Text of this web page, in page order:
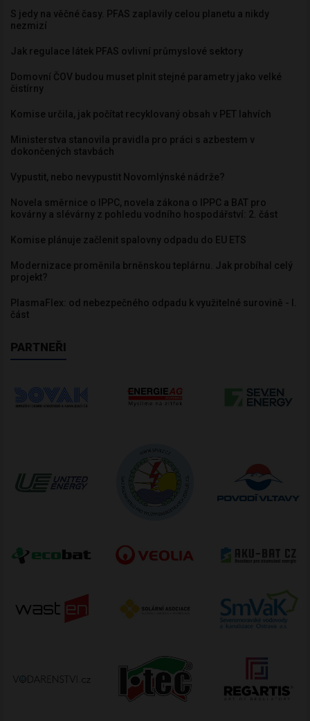
S jedy na věčné časy. PFAS zaplavily celou planetu a nikdy
nezmizí
Jak regulace látek PFAS ovlivní průmyslové sektory
Domovní ČOV budou muset plnit stejné parametry jako velké
čistírny
Komise určila, jak počítat recyklovaný obsah v PET lahvích
Ministerstva stanovila pravidla pro práci s azbestem v
dokončených stavbách
Vypustit, nebo nevypustit Novomlýnské nádrže?
Novela směrnice o IPPC, novela zákona o IPPC a BAT pro
kovárny a slévárny z pohledu vodního hospodářství: 2. část
Komise plánuje začlenit spalovny odpadu do EU ETS
Modernizace proměnila brněnskou teplárnu. Jak probíhal celý
projekt?
PlasmaFlex: od nebezpečného odpadu k využitelné surovině - I.
část
PARTNEŘI